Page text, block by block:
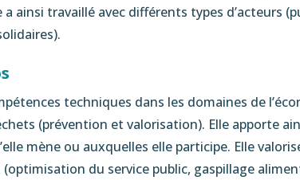
ainsi travaillé avec différents types d’acteurs
techniques dans les domaines de
(prévention et valorisation). Elle apporte
mène ou auxquelles elle participe. Elle
du service public, gaspillage